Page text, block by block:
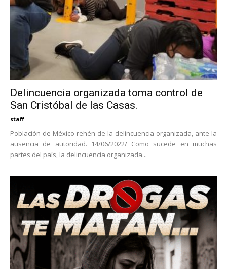
Delincuencia organizada toma control de
San Cristóbal de las Casas.
staff
Población de México rehén de la delincuencia organizada, ante la
ausencia de autoridad. 14/06/2022/ Como sucede en muchas
partes del país, la delincuencia organizada...